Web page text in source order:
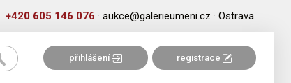
+420 605 146 076 · aukce@galerieumeni.cz · Ostrava
přihlášení registrace